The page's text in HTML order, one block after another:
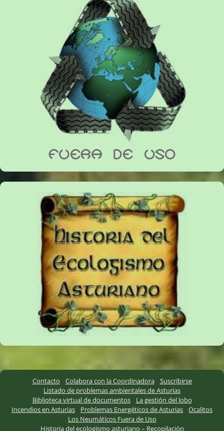
Contacto Colabora con la Coordinadora
Suscribirse
Listado de problemas ambientales de Asturias
Biblioteca virtual de documentos
La gestión del lobo
Incendios en Asturias
Problemas Energéticos de Asturias
Ocalitos
Los Neumáticos Fuera de Uso
Historia del ecologismo asturiano – Recopilación